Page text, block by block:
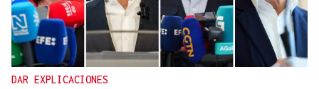
DAR EXPLICACIONES